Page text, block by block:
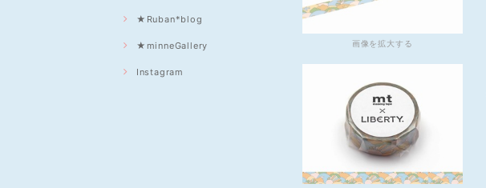
★Ruban*blog
★minneGallery
Instagram
画像を拡大する